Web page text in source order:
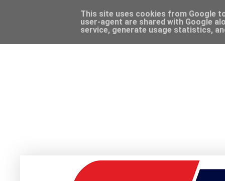
This site uses cookies from Google
user-agent are shared with Google
service, generate usage statistics,